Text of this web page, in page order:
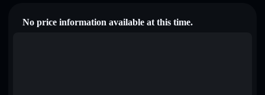
No price information available at this time.